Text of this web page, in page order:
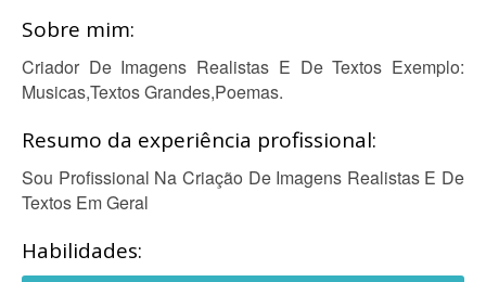
Sobre mim:
Criador De Imagens Realistas E De Textos Exemplo:
Musicas,Textos Grandes,Poemas.
Resumo da experiência profissional:
Sou Profissional Na Criação De Imagens Realistas E De
Textos Em Geral
Habilidades: